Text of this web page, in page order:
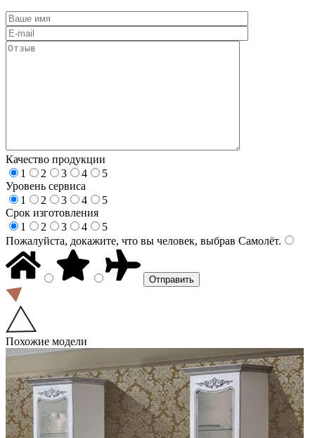
Качество продукции
1
2 3 4
5
Уровень сервиса
1
2 3 4
5
Срок изготовления
1
2 3 4
5
Пожалуйста, докажите, что вы человек, выбрав Самолёт.
Похожие модели